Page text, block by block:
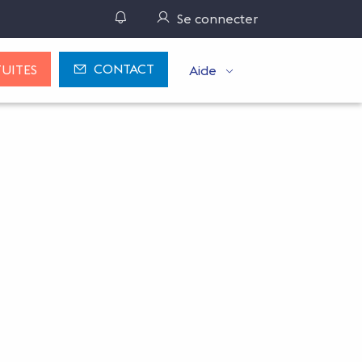
Gérer ses notifications
Se connecter
CONTACT Aide